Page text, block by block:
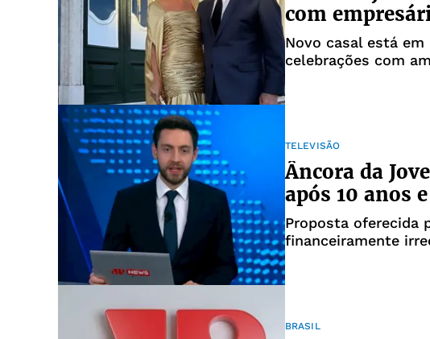
com
Novo casal está
celebrações com
TELEVISÃO
Âncora da
após 10 anos
Proposta oferecida
financeiramente
BRASIL